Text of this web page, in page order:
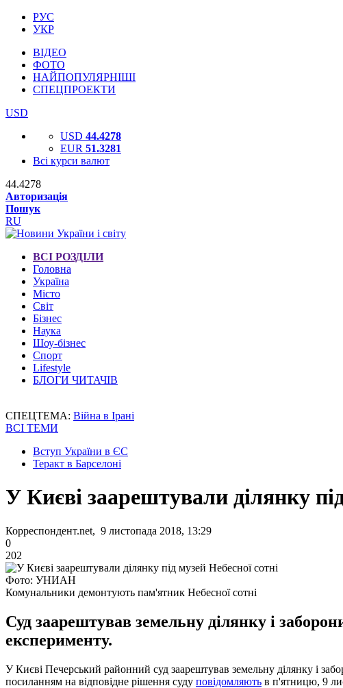
РУС
УКР
ВІДЕО
ФОТО
НАЙПОПУЛЯРНІШІ
СПЕЦПРОЕКТИ
USD
USD 44.4278
EUR 51.3281
Всі курси валют
44.4278
Авторизація
Пошук
RU
ВСІ РОЗДІЛИ
Головна
Україна
Місто
Світ
Бізнес
Наука
Шоу-бізнес
Спорт
Lifestyle
БЛОГИ ЧИТАЧІВ
СПЕЦТЕМА: Війна в Ірані
ВСІ ТЕМИ
Вступ України в ЄС
Теракт в Барселоні
У Києві заарештували ділянку
Корреспондент.net, 9 листопада 2018, 13:29
0
202
Фото: УНИАН
Комунальники демонтують пам'ятник Небесної сотні
Суд заарештував земельну ділянку і
експерименту.
У Києві Печерський районний суд заарештував земельну ділянку і
посиланням на відповідне рішення суду повідомляють в п'ятницю, 9